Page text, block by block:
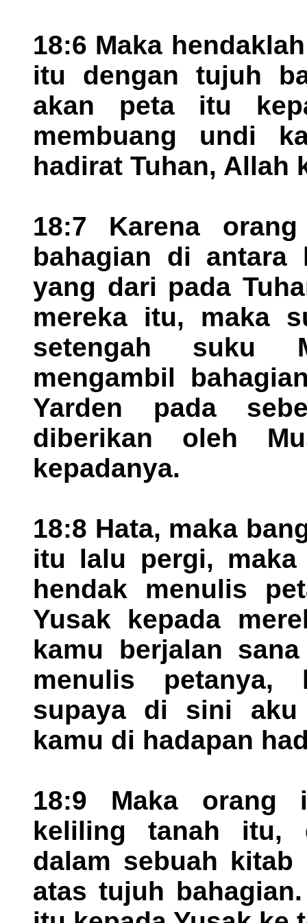
18:6 Maka
itu dengan tujuh
akan peta itu
membuang undi
hadirat Tuhan, Allah
18:7 Karena
bahagian di antara
yang dari pada
mereka itu, maka
setengah suku
mengambil
Yarden pada
diberikan oleh
kepadanya.
18:8 Hata, maka
itu lalu pergi,
hendak menulis
Yusak kepada
kamu berjalan
menulis petanya,
supaya di sini aku
kamu di hadapan
18:9 Maka orang
keliling tanah itu,
dalam sebuah kitab
atas tujuh